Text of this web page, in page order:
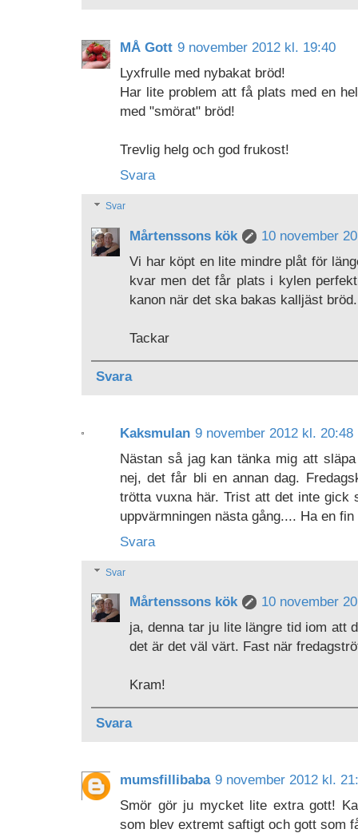
MÅ Gott 9 november 2012 kl. 19:40
Lyxfrulle med nybakat bröd!
Har lite problem att få plats med en
med "smörat" bröd!
Trevlig helg och god frukost!
Svara
Svar
Mårtenssons kök
10 november
Vi har köpt en lite mindre plåt för
kvar men det får plats i kylen
kanon när det ska bakas kalljäst bröd.
Tackar
Svara
Kaksmulan 9 november 2012 kl. 20:48
Nästan så jag kan tänka mig att
nej, det får bli en annan dag.
trötta vuxna här. Trist att det inte gick
uppvärmningen nästa gång.... Ha en
Svara
Svar
Mårtenssons kök
10 november
ja, denna tar ju lite längre tid iom att
det är det väl värt. Fast när
Kram!
Svara
mumsfillibaba 9 november 2012 kl.
Smör gör ju mycket lite extra gott!
som blev extremt saftigt och gott som